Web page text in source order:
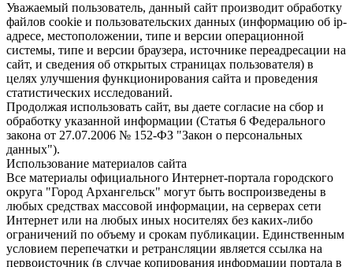
Уважаемый пользователь, данный сайт производит обработку
файлов cookie и пользовательских данных (информацию об ip-
адресе, местоположении, типе и версии операционной
системы, типе и версии браузера, источнике переадресации на
сайт, и сведения об открытых страницах пользователя) в
целях улучшения функционирования сайта и проведения
статистических исследований.
Продолжая использовать сайт, вы даете согласие на сбор и
обработку указанной информации (Статья 6 Федерального
закона от 27.07.2006 № 152-ФЗ "Закон о персональных
данных").
Использование материалов сайта
Все материалы официального Интернет-портала городского
округа "Город Архангельск" могут быть воспроизведены в
любых средствах массовой информации, на серверах сети
Интернет или на любых иных носителях без каких-либо
ограничений по объему и срокам публикации. Единственным
условием перепечатки и ретрансляции является ссылка на
первоисточник (в случае копирования информации портала в